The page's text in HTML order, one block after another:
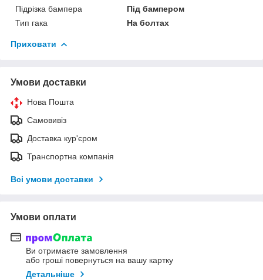
Підрізка бампера
Під бампером
Тип гака
На болтах
Приховати
Умови доставки
Нова Пошта
Самовивіз
Доставка кур'єром
Транспортна компанія
Всі умови доставки
Умови оплати
Ви отримаєте замовлення
або гроші повернуться на вашу картку
Детальніше